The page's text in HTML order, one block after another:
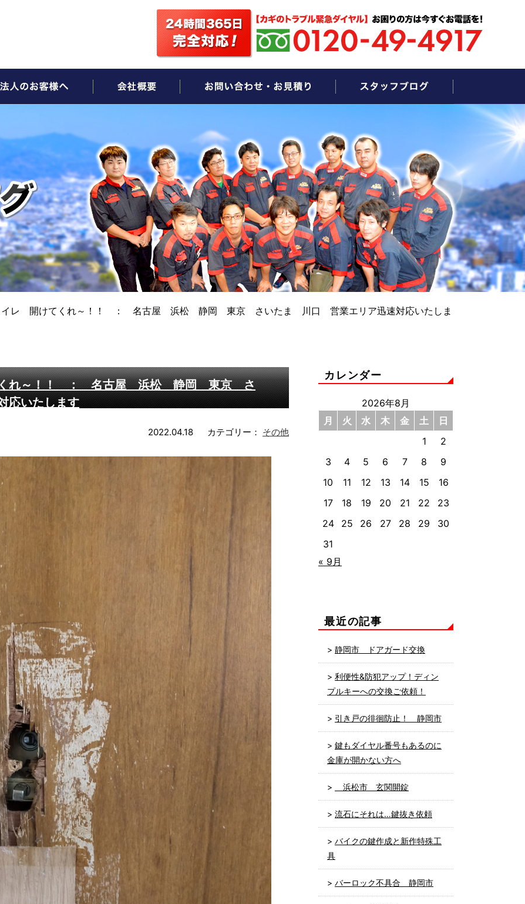
イレ 開けてくれ～！！ ： 名古屋 浜松 静岡 東京 さいたま 川口 営業エリア迅速対応いたしま
くれ～！！ ： 名古屋 浜松 静岡 東京 さ
いたします
2022.04.18 カテゴリー： その他
カレンダー
2026年8月
月
火 水 木 金 土
日
1
2
3
4 5 6 7 8
9
10
11 12 13 14 15
16
17
18 19 20 21 22
23
24
25 26 27 28 29
30
31
« 9月
最近の記事
静岡市 ドアガード交換
利便性&防犯アップ！ディン
プルキーへの交換ご依頼！
引き戸の徘徊防止！ 静岡市
鍵もダイヤル番号もあるのに
金庫が開かない方へ
浜松市 玄関開錠
流石にそれは…鍵抜き依頼
バイクの鍵作成と新作特殊工
具
バーロック不具合 静岡市